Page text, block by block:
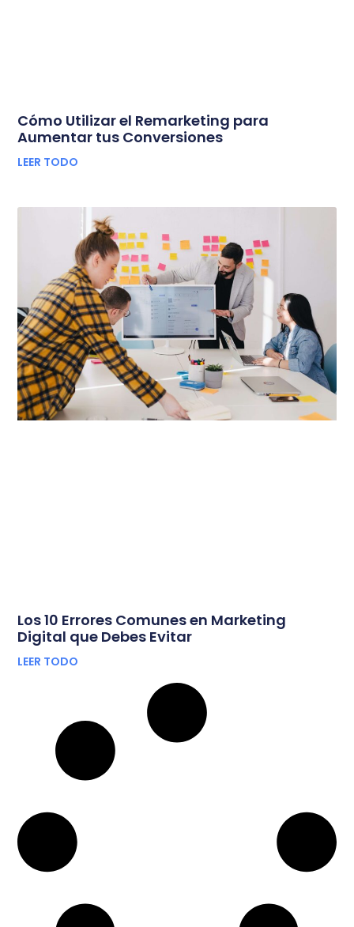
Cómo Utilizar el Remarketing para
Aumentar tus Conversiones
LEER TODO
Los 10 Errores Comunes en Marketing
Digital que Debes Evitar
LEER TODO